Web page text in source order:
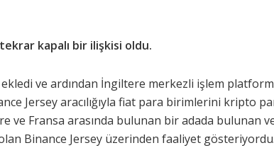
tekrar kapalı bir ilişkisi oldu.
ve ardından İngiltere merkezli işlem
Jersey aracılığıyla fiat para birimlerini kripto
ve Fransa arasında bulunan bir adada bulunan
Binance Jersey üzerinden faaliyet gösteriyordu.